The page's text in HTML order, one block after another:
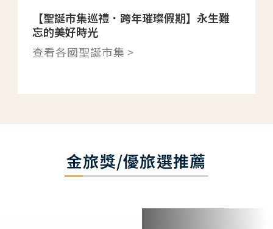
【聖誕市集巡禮．跨年璀璨假期】永生難
忘的美好時光
查看各國聖誕市集 >
金旅獎/優旅選推薦